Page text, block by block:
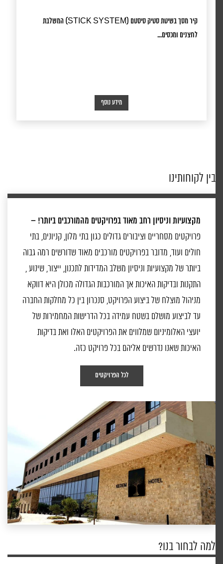
קיר מסך בשיטת סטיק סיסטם (STICK SYSTEM) המשלבת
לחצנים ומכסים...
מידע נוסף
בין לקוחותינו
מקצועיות וניסיון רחב מאוד בפרויקטים מהמורכבים ביותר! –
פרויקטים מסחריים וציבורים גדולים כגון בתי מלון, קניונים, בתי
חולים ועוד, מדובר בפרויקטים מורכבים מאוד שדורשים רמה גבוה
ביותר של מקצועיות וניסיון משלב המדידות לתכנון, ייצור, שינוע ,
התקנות ובדיקות האיכות אך המורכבות הגדולה מכולן היא דווקא
מניהול מוצלח של ביצוע הפרויקט, סנכרון בין כל מחלקות החברה
עד לביצוע מושלם בשטח עמידה בכל הדרישות המחמירות של
יועצי האלומיניום שמלווים את הפרויקטים האלו ואת בדיקות
האיכות שאנו נדרשים אליהם בכל פרויקט כזה.
לכל הפרויקטים
למה לבחור בנו?